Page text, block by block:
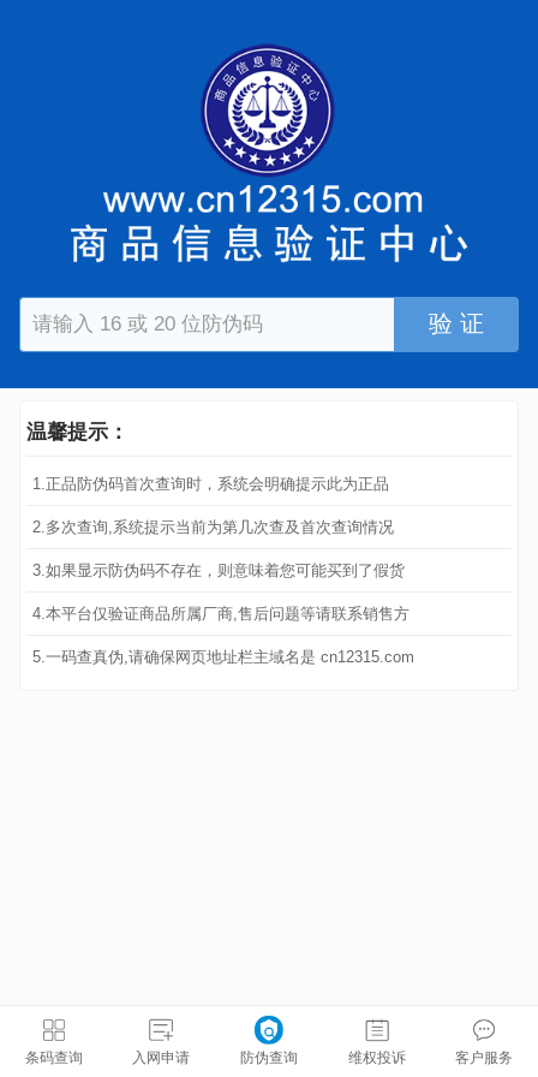
验 证
温馨提示：
1.正品防伪码首次查询时，系统会明确提示此为正品
2.多次查询,系统提示当前为第几次查及首次查询情况
3.如果显示防伪码不存在，则意味着您可能买到了假货
4.本平台仅验证商品所属厂商,售后问题等请联系销售方
5.一码查真伪,请确保网页地址栏主域名是 cn12315.com
条码查询 入网申请 防伪查询 维权投诉 客户服务